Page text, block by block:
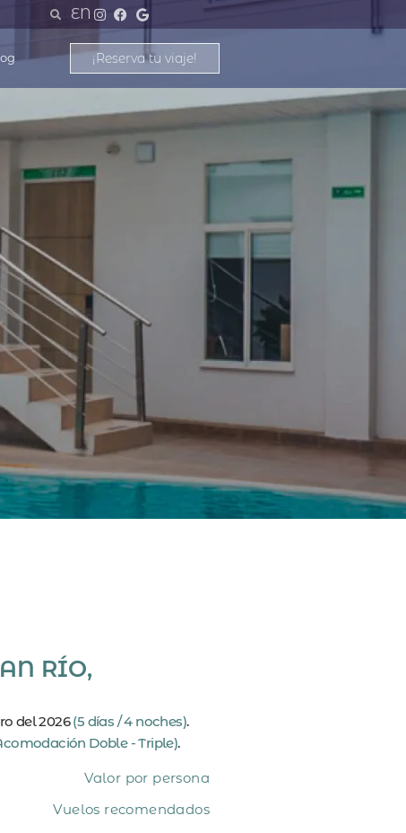
EN
¡Reserva tu viaje!
RÍO,
del 2026(5 días / 4 noches).
Doble - Triple).
Valor por persona
Vuelos recomendados